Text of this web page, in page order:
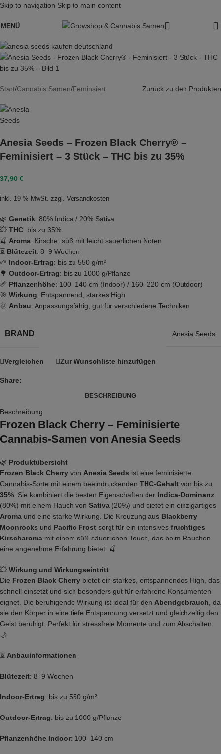
Skip to navigation Skip to main content
MENÜ
Start/Cannabis Samen/Feminsiert Zurück zu den Produkten
Anesia Seeds – Frozen Black Cherry® –
Feminisiert – 3 Stück – THC bis zu 35%
37,90 €
inkl. 19 % MwSt. zzgl. Versandkosten
🌿 Genetik: 80% Indica / 20% Sativa
💥 THC: bis zu 35%
🍒 Aroma: Kirsche, süß mit leicht säuerlichen Noten
⏳ Blütezeit: 8–9 Wochen
🌱 Indoor-Ertrag: bis zu 550 g/m²
🌳 Outdoor-Ertrag: bis zu 1000 g/Pflanze
📏 Pflanzenhöhe: 100–140 cm (Indoor) / 160–220 cm (Outdoor)
🎯 Wirkung: Entspannend, starkes High
🌞 Anbau: Anpassungsfähig, gut für verschiedene Techniken
BRAND Anesia Seeds
Vergleichen Zur Wunschliste hinzufügen
Share:
BESCHREIBUNG
Beschreibung
Frozen Black Cherry – Feminisierte
Cannabis-Samen von Anesia Seeds
🌿 Produktübersicht
Frozen Black Cherry von Anesia Seeds ist eine feminisierte
Cannabis-Sorte mit einem beeindruckenden THC-Gehalt von bis zu
35%. Sie kombiniert die besten Eigenschaften der Indica-Dominanz
(80%) mit einem Hauch von Sativa (20%) und bietet ein einzigartiges
Aroma und eine starke Wirkung. Die Kreuzung aus Blackberry
Moonrocks und Pacific Frost sorgt für ein intensives fruchtiges
Kirscharoma mit einem süß-säuerlichen Touch, das beim Rauchen
eine angenehme Erfahrung bietet. 🍒
💥 Wirkung und Wirkungseintritt
Die Frozen Black Cherry bietet ein starkes, entspannendes High, das
schnell einsetzt und sich besonders gut für erfahrene Konsumenten
eignet. Die beruhigende Wirkung ist ideal für den Abendgebrauch, da
sie den Körper in eine tiefe Entspannung versetzt und gleichzeitig den
Geist beruhigt. Perfekt für stressfreie Momente und zum Abschalten.
🌙
⏳ Anbauinformationen
Blütezeit: 8–9 Wochen
Indoor-Ertrag: bis zu 550 g/m²
Outdoor-Ertrag: bis zu 1000 g/Pflanze
Pflanzenhöhe Indoor: 100–140 cm